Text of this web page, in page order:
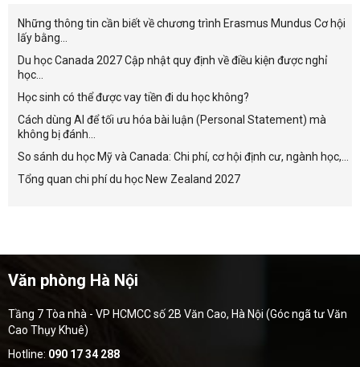
Những thông tin cần biết về chương trình Erasmus Mundus Cơ hội
lấy bằng...
Du học Canada 2027 Cập nhật quy định về điều kiện được nghỉ
học...
Học sinh có thể được vay tiền đi du học không?
Cách dùng AI để tối ưu hóa bài luận (Personal Statement) mà
không bị đánh...
So sánh du học Mỹ và Canada: Chi phí, cơ hội định cư, ngành học,...
Tổng quan chi phí du học New Zealand 2027
Văn phòng Hà Nội
Tầng 7 Tòa nhà - VP HCMCC số 2B Văn Cao, Hà Nội (Góc ngã tư Văn
Cao Thụy Khuê)
Hotline: 090 17 34 288